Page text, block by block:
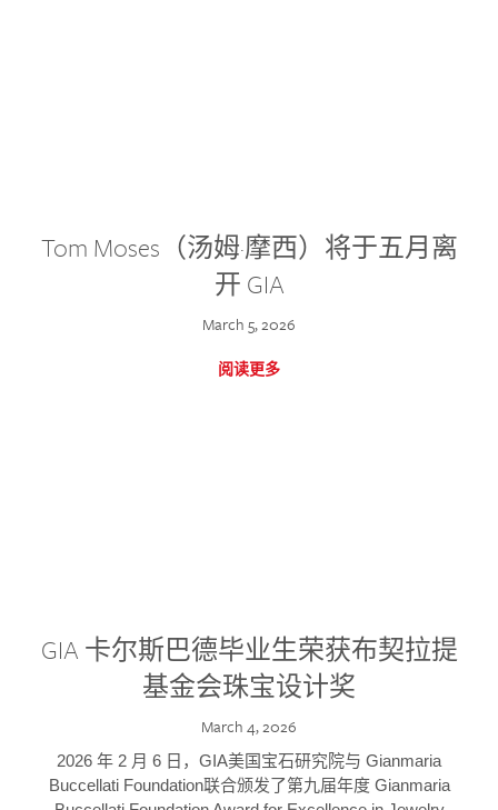
Tom Moses（汤姆·摩西）将于五月离
开 GIA
March 5, 2026
阅读更多
GIA 卡尔斯巴德毕业生荣获布契拉提
基金会珠宝设计奖
March 4, 2026
2026 年 2 月 6 日，GIA美国宝石研究院与 Gianmaria
Buccellati Foundation联合颁发了第九届年度 Gianmaria